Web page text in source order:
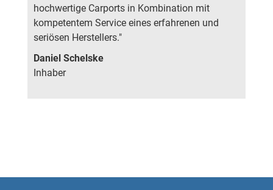
hochwertige Carports in Kombination mit
kompetentem Service eines erfahrenen und
seriösen Herstellers."
Daniel Schelske
Inhaber